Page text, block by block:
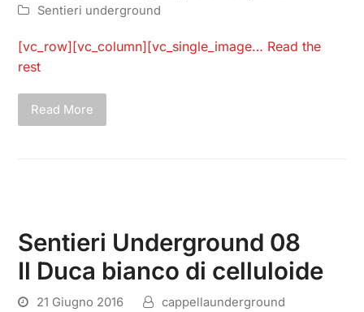
Sentieri underground
[vc_row][vc_column][vc_single_image… Read the
rest
Read More
Sentieri Underground 08
Il Duca bianco di celluloide
21 Giugno 2016
cappellaunderground